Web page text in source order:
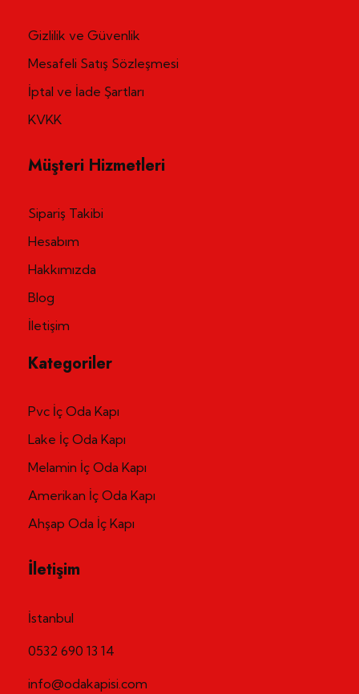
Gizlilik ve Güvenlik
Mesafeli Satış Sözleşmesi
İptal ve İade Şartları
KVKK
Müşteri Hizmetleri
Sipariş Takibi
Hesabım
Hakkımızda
Blog
İletişim
Kategoriler
Pvc İç Oda Kapı
Lake İç Oda Kapı
Melamin İç Oda Kapı
Amerikan İç Oda Kapı
Ahşap Oda İç Kapı
İletişim
İstanbul
0532 690 13 14
info@odakapisi.com